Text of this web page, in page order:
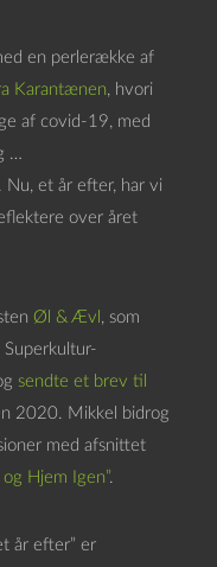
en perlerække af
Karantænen, hvori
af covid-19, med
…
Nu, et år efter, har vi
over året
Øl & Ævl , som
Superkultur-
sendte et brev til
2020. Mikkel bidrog
med afsnittet
Hjem Igen”.
år efter” er